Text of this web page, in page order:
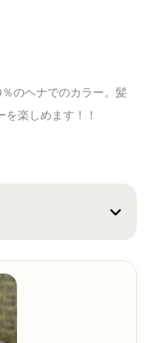
のヘナでのカラー。髪
楽しめます！！